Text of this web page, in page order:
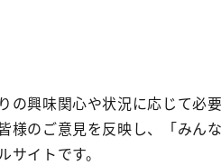
の興味関心や状況に応じて必
様のご意見を反映し、「みん
サイトです。